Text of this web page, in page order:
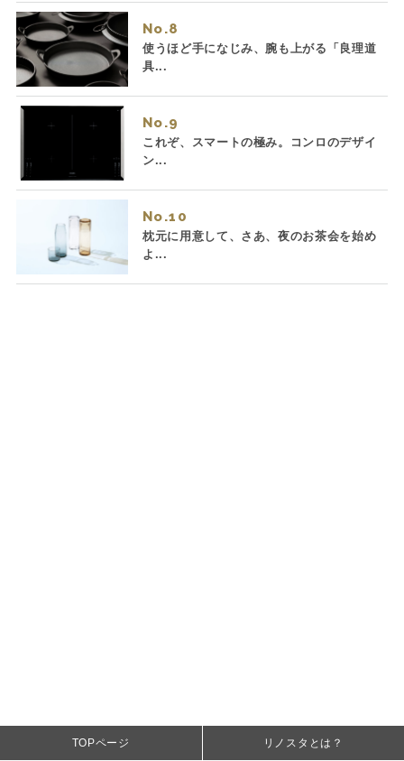
No.
使うほど手になじみ、腕も上がる「良理道
具...
No.
これぞ、スマートの極み。コンロのデザイ
ン...
No.
枕元に用意して、さあ、夜のお茶会を始め
よ...
TOPページ リノスタとは？